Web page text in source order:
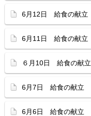
6月12日 給食の献立
6月11日 給食の献立
６月10日 給食の献立
6月7日 給食の献立
6月6日 給食の献立